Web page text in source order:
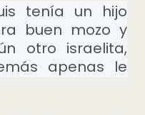
tenía un hijo
buen mozo y
otro israelita,
apenas le